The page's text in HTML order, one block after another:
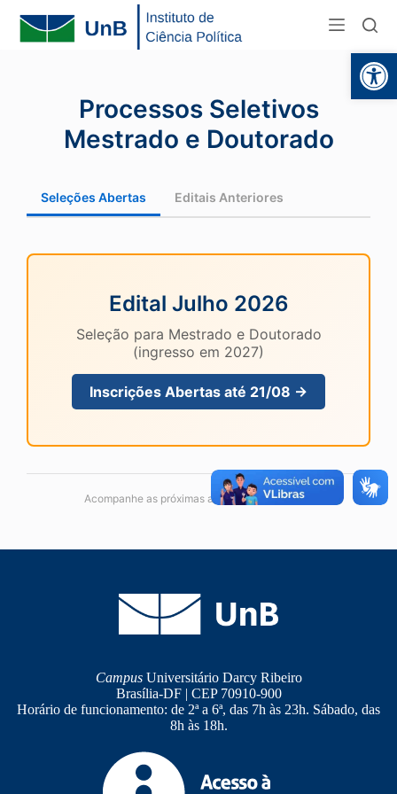
Processos Seletivos
Mestrado e Doutorado
Seleções Abertas Editais Anteriores
Edital Julho 2026
Seleção para Mestrado e Doutorado
(ingresso em 2027)
Inscrições Abertas até 21/08 →
Acompanhe as próximas aberturas de seleção.
CampusUniversitário Darcy Ribeiro
Brasília-DF | CEP 70910-900
Horário de funcionamento: de 2ª a 6ª, das 7h às 23h. Sábado, das
8h às 18h.